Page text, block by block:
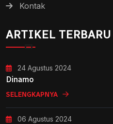
Kontak
ARTIKEL TERBARU
24 Agustus 2024
Dinamo
SELENGKAPNYA
06 Agustus 2024